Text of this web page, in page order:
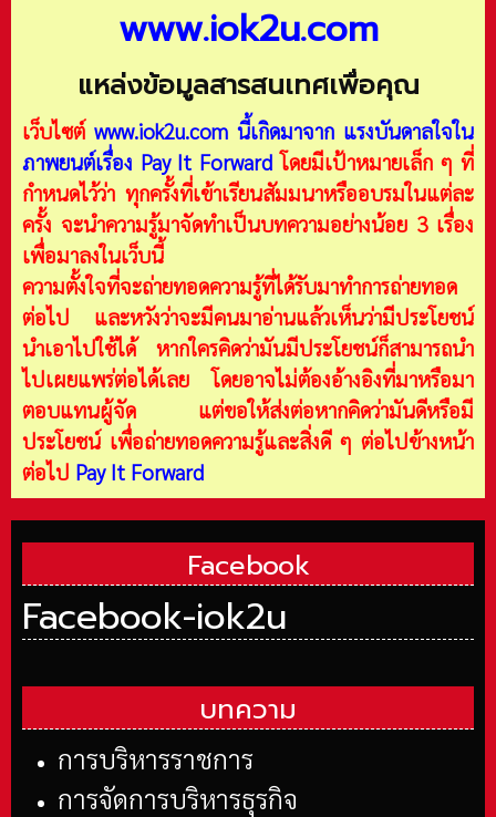
www.iok2u.com
แหล่งข้อมูลสารสนเทศเพื่อคุณ
เว็บไซต์ www.iok2u.com นี้เกิดมาจาก แรงบันดาลใจใน
ภาพยนต์เรื่อง Pay It Forward โดยมีเป้าหมายเล็ก ๆ ที่
กำหนดไว้ว่า ทุกครั้งที่เข้าเรียนสัมมนาหรืออบรมในแต่ละ
ครั้ง จะนำความรู้มาจัดทำเป็นบทความอย่างน้อย 3 เรื่อง
เพื่อมาลงในเว็บนี้
ความตั้งใจที่จะถ่ายทอดความรู้ที่ได้รับมาทำการถ่ายทอด
ต่อไป และหวังว่าจะมีคนมาอ่านแล้วเห็นว่ามีประโยชน์
นำเอาไปใช้ได้ หากใครคิดว่ามันมีประโยชน์ก็สามารถนำ
ไปเผยแพร่ต่อได้เลย โดยอาจไม่ต้องอ้างอิงที่มาหรือมา
ตอบแทนผู้จัด แต่ขอให้ส่งต่อหากคิดว่ามันดีหรือมี
ประโยชน์ เพื่อถ่ายทอดความรู้และสิ่งดี ๆ ต่อไปข้างหน้า
ต่อไป Pay It Forward
Facebook
Facebook-iok2u
บทความ
การบริหารราชการ
การจัดการบริหารธุรกิจ